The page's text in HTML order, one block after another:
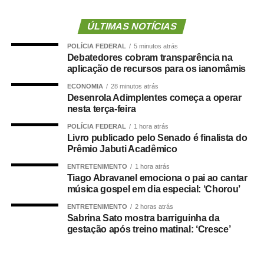
objetos de valor. Conforme o registro policial, foram
levados uma quantia em dinheiro, um aparelho celular da
marca Poco e um iPhone 12 pertencentes às vítimas.
Após o roubo, os criminosos fugiram levando Wellington
Eduardo da Costa Jardim. A mulher foi deixada no local e,
assim que conseguiu pedir ajuda, procurou a Polícia Civil
O caso foi registrado como sequestro e cárcere privado
ação criminosa. As investigações foram encaminhadas à
Gerência de Combate ao Crime Organizado (GCCO) e à
Delegacia Especializada de Repressão ao Crime
Organizado (DRACO), que trabalham para identificar os
autores e localizar a vítima.
ÚLTIMAS NOTÍCIAS
POLÍCIA FEDERAL 5 minutos atrás
Debatedores cobram transparência na
aplicação de recursos para os ianomâmis
ECONOMIA 28 minutos atrás
Desenrola Adimplentes começa a operar
nesta terça-feira
POLÍCIA FEDERAL 1 hora atrás
Livro publicado pelo Senado é finalista do
Prêmio Jabuti Acadêmico
ENTRETENIMENTO 1 hora atrás
Tiago Abravanel emociona o pai ao cantar
música gospel em dia especial: ‘Chorou’
ENTRETENIMENTO 2 horas atrás
Sabrina Sato mostra barriguinha da
gestação após treino matinal: ‘Cresce’